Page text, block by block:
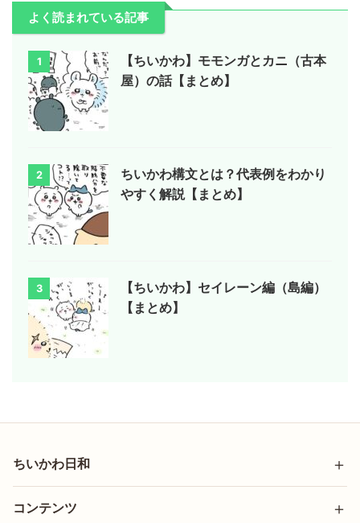
よく読まれている記事
1
【ちいかわ】モモンガとカニ（古本
屋）の話【まとめ】
2
ちいかわ構文とは？代表例をわかり
やすく解説【まとめ】
3
【ちいかわ】セイレーン編（島編）
【まとめ】
ちいかわ日和
コンテンツ